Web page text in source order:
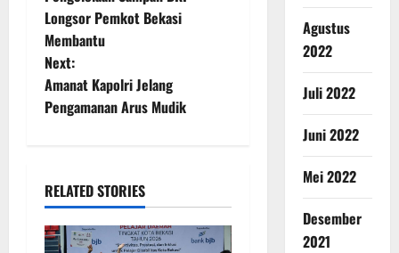
Longsor Pemkot Bekasi
Membantu
Next:
Amanat Kapolri Jelang
Pengamanan Arus Mudik
RELATED STORIES
Agustus
2022
Juli 2022
Juni 2022
Mei 2022
Desember
2021